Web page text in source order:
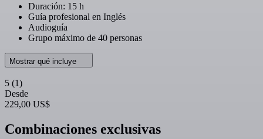
Duración: 15 h
Guía profesional en Inglés
Audioguía
Grupo máximo de 40 personas
Mostrar qué incluye
5 (1)
Desde
229,00 US$
Combinaciones exclusivas